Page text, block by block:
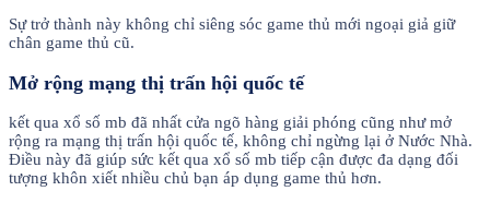
Sự trở thành này không chỉ siêng sóc game thủ mới ngoại giả giữ
chân game thủ cũ.
Mở rộng mạng thị trấn hội quốc tế
kết qua xổ số mb đã nhất cửa ngõ hàng giải phóng cũng như mở
rộng ra mạng thị trấn hội quốc tế, không chỉ ngừng lại ở Nước Nhà.
Điều này đã giúp sức kết qua xổ số mb tiếp cận được đa dạng đối
tượng khôn xiết nhiều chủ bạn áp dụng game thủ hơn.